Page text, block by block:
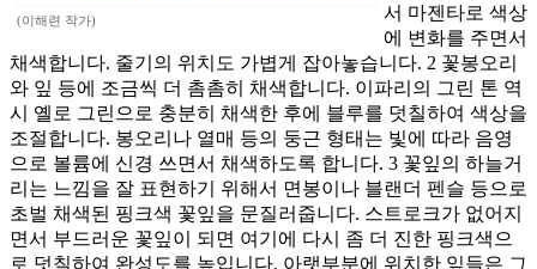
(이해련 작가)
서 마젠타로 색상
에 변화를 주면서
채색합니다. 줄기의 위치도 가볍게 잡아놓습니다. 2 꽃봉오리
와 잎 등에 조금씩 더 촘촘히 채색합니다. 이파리의 그린 톤 역
시 옐로 그린으로 충분히 채색한 후에 블루를 덧칠하여 색상을
조절합니다. 봉오리나 열매 등의 둥근 형태는 빛에 따라 음영
으로 볼륨에 신경 쓰면서 채색하도록 합니다. 3 꽃잎의 하늘거
리는 느낌을 잘 표현하기 위해서 면봉이나 블랜더 펜슬 등으로
초벌 채색된 핑크색 꽃잎을 문질러줍니다. 스트로크가 없어지
면서 부드러운 꽃잎이 되면 여기에 다시 좀 더 진한 핑크색으
로 덧칠하여 완성도를 높입니다. 아랫부분에 위치한 잎들은 그